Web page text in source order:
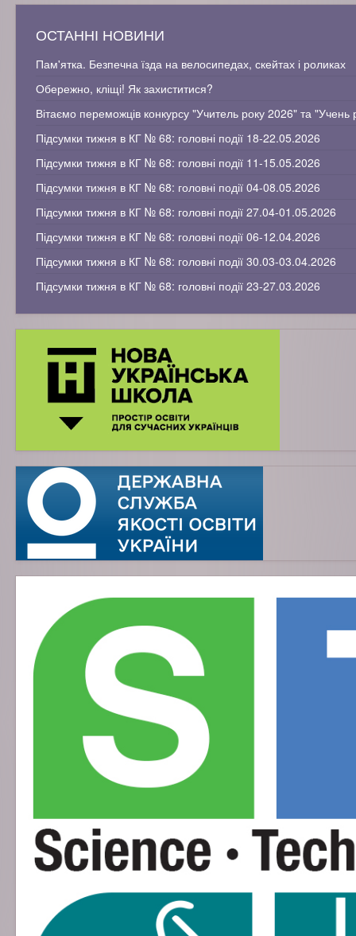
ОСТАННІ НОВИНИ
Пам'ятка. Безпечна їзда на велосипедах, скейтах і роликах
Обережно, кліщі! Як захиститися?
Вітаємо переможців конкурсу "Учитель року 2026" та "Учень
Підсумки тижня в КГ № 68: головні події 18-22.05.2026
Підсумки тижня в КГ № 68: головні події 11-15.05.2026
Підсумки тижня в КГ № 68: головні події 04-08.05.2026
Підсумки тижня в КГ № 68: головні події 27.04-01.05.2026
Підсумки тижня в КГ № 68: головні події 06-12.04.2026
Підсумки тижня в КГ № 68: головні події 30.03-03.04.2026
Підсумки тижня в КГ № 68: головні події 23-27.03.2026